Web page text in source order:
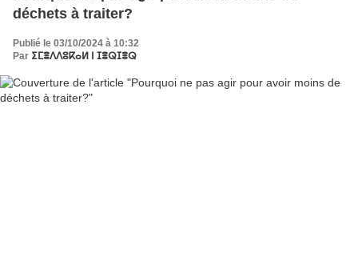
déchets à traiter?
Publié le 03/10/2024 à 10:32
Par ⵉⵎⴻⴷⴷⵓⴽⴰⵍ ⵏ ⵊⴻⵕⵊⴻⵕ